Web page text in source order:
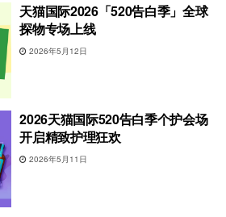
天猫国际2026「520告白季」全球
探物专场上线
2026年5月12日
2026天猫国际520告白季个护会场
开启精致护理狂欢
2026年5月11日